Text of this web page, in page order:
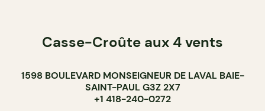
Casse-Croûte aux 4 vents
1598 BOULEVARD MONSEIGNEUR DE LAVAL BAIE-
SAINT-PAUL G3Z 2X7
+1 418-240-0272